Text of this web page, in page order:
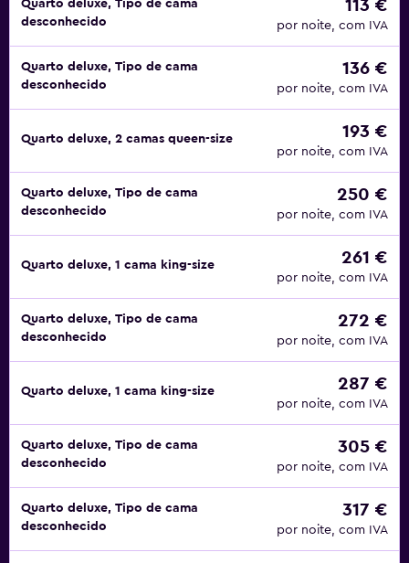
Quarto deluxe, Tipo de cama
desconhecido
113 €
por noite, com IVA
Quarto deluxe, Tipo de cama
desconhecido
136 €
por noite, com IVA
Quarto deluxe, 2 camas queen-size 193 €
por noite, com IVA
Quarto deluxe, Tipo de cama
desconhecido
250 €
por noite, com IVA
Quarto deluxe, 1 cama king-size 261 €
por noite, com IVA
Quarto deluxe, Tipo de cama
desconhecido
272 €
por noite, com IVA
Quarto deluxe, 1 cama king-size 287 €
por noite, com IVA
Quarto deluxe, Tipo de cama
desconhecido
305 €
por noite, com IVA
Quarto deluxe, Tipo de cama
desconhecido
317 €
por noite, com IVA